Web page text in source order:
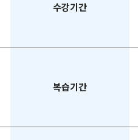
수강기간
복습기간